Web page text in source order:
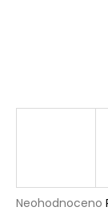
Průměrné
Neohodnoceno
?